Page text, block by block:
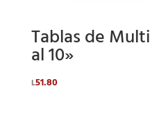
Tablas de
al 10»
L51.80